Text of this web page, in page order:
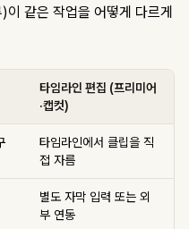
같은 작업을 어떻게 다르게
타임라인 편집 (프리미어
·캡컷)
타임라인에서 클립을 직
접 자름
별도 자막 입력 또는 외
부 연동